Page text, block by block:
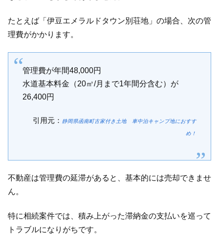
たとえば「伊豆エメラルドタウン別荘地」の場合、次の管
理費がかかります。
管理費が年間48,000円
水道基本料金（20㎥/月まで1年間分含む）が
26,400円
引用元： 静岡県函南町古家付き土地 車中泊キャンプ地におすす
め！
不動産は管理費の延滞があると、基本的には売却できませ
ん。
特に相続案件では、積み上がった滞納金の支払いを巡って
トラブルになりがちです。